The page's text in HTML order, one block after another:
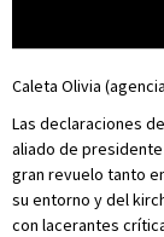
Caleta Olivia
Las declaraciones
aliado de
gran revuelo tanto
su entorno y del
con lacerantes